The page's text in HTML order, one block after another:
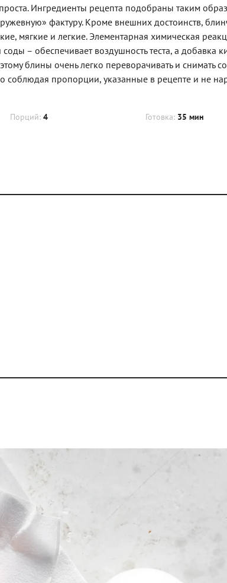
Ингредиенты рецепта подобраны таким
фактуру. Кроме внешних достоинств,
мягкие и легкие. Элементарная химическая
– обеспечивает воздушность теста, а добавка
блины очень легко переворачивать и снимать со
соблюдая пропорции, указанные в рецепте и не
Порций: 4 Готовка: 35 мин